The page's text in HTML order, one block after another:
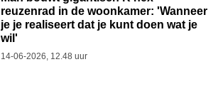
reuzenrad in de woonkamer: 'Wanneer
je je realiseert dat je kunt doen wat je
wil'
14-06-2026, 12.48 uur